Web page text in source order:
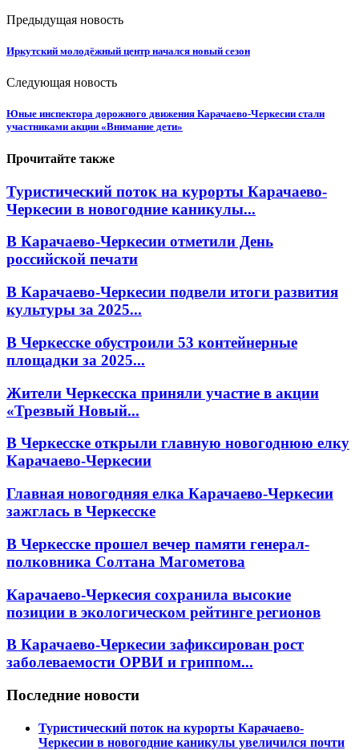
Предыдущая новость
Иркутский молодёжный центр начался новый сезон
Следующая новость
Юные инспектора дорожного движения Карачаево-Черкесии стали
участниками акции «Внимание дети»
Прочитайте также
Туристический поток на курорты Карачаево-
Черкесии в новогодние каникулы...
В Карачаево-Черкесии отметили День
российской печати
В Карачаево-Черкесии подвели итоги развития
культуры за 2025...
В Черкесске обустроили 53 контейнерные
площадки за 2025...
Жители Черкесска приняли участие в акции
«Трезвый Новый...
В Черкесске открыли главную новогоднюю елку
Карачаево-Черкесии
Главная новогодняя елка Карачаево-Черкесии
зажглась в Черкесске
В Черкесске прошел вечер памяти генерал-
полковника Солтана Магометова
Карачаево-Черкесия сохранила высокие
позиции в экологическом рейтинге регионов
В Карачаево-Черкесии зафиксирован рост
заболеваемости ОРВИ и гриппом...
Последние новости
Туристический поток на курорты Карачаево-
Черкесии в новогодние каникулы увеличился почти